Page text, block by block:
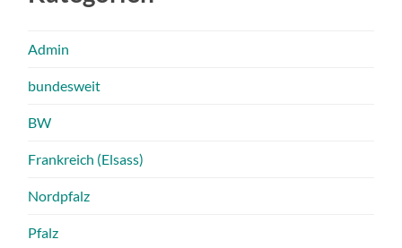
Admin
bundesweit
BW
Frankreich (Elsass)
Nordpfalz
Pfalz